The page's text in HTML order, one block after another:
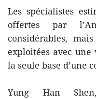
Les spécialistes
offertes par
considérables,
exploitées avec
la seule base d’une
Yung Han